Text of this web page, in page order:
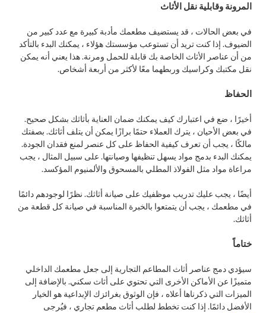
المرونة وقابلية نقل الأثاث
في بعض الحالات ، قد يستضيف مطعمك مأدبة كبيرة مع عدد كبير من
الضيوف. إذا كنت تريد أن تستوعب مؤسستك هؤلاء ، يمكنك البدء بالتأكد
من أن عناصر الأثاث الخاصة بك قابلة للحمل ومرنة. هذا يعني أنه يمكن
نقل مكتبك وكراسيك وربطهما معًا لأكثر من أربعة أشخاص.
الحفاظ
أخيرًا ، ضع في اعتبارك كيف يمكنك ضمان العناية بأثاثك بشكل صحيح.
في بعض الأحيان ، يترك العملاء حتمًا برازًا يمكن أن يتلف أثاثك. بصفتك
مالكًا ، يجب أن تعرف كيفية الحفاظ على كل عنصر لمنع فقدان الجودة.
يمكنك البدء بدمج مواد يسهل تنظيفها وصيانتها. على سبيل المثال ، يجب
مراعاة مواد مثل الفولاذ المطلي بالمسحوق والألمنيوم المؤكسد.
أيضًا ، يجب عليك تدريب موظفيك على صيانة أثاثك. نظرًا لوجودهم دائمًا
في مطعمك ، يجب أن يتمتعوا بالخبرة المناسبة في صيانة كل قطعة من
أثاثك.
ختاماً
سيؤدي دمج عناصر أثاث المطاعم التجارية إلى جعل مطعمك الداخلي
متميزًا عن الأماكن الأخرى التي تحتوي على أثاث سكني. بالإضافة إلى
الميزات التي ذكرناها أعلاه ، فإن الوثوق بغرائزك الإبداعية هو الخيار
الأفضل دائمًا. إذا كنت تخطط لطلب أثاث مطعم تجاري ، فيُرجى